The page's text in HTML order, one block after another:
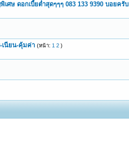
ศษ ดอกเบี้ยต่ำสุดๆๆๆ 083 133 9390 บอยครับ
0 Vote(s) - 0 out of 5 in Average
12 345
เนียน-คุ้มค่า (หน้า: 1 2 )
0 Vote(s) - 0 out of 5 in Average